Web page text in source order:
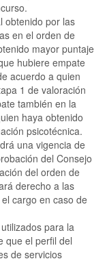
obtenido por las
en el orden de
mayor puntaje
hubiere empate
acuerdo a quien
1 de valoración
también en la
haya obtenido
psicotécnica.
una vigencia de
del Consejo
del orden de
derecho a las
cargo en caso de
para la
que el perfil del
de servicios